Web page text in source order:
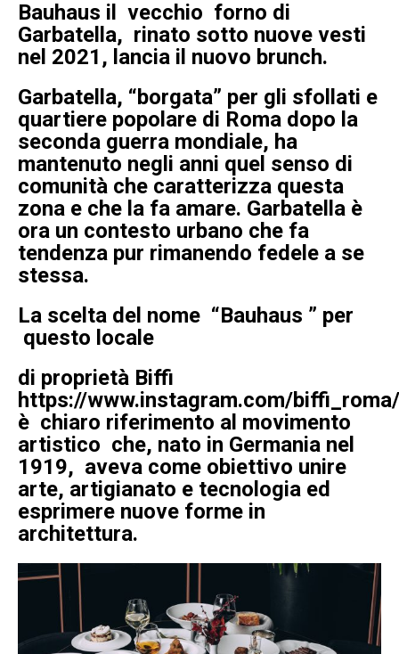
Bauhaus il vecchio forno di
Garbatella, rinato sotto nuove vesti
nel 2021, lancia il nuovo brunch.
Garbatella, “borgata” per gli sfollati e
quartiere popolare di Roma dopo la
seconda guerra mondiale, ha
mantenuto negli anni quel senso di
comunità che caratterizza questa
zona e che la fa amare. Garbatella è
ora un contesto urbano che fa
tendenza pur rimanendo fedele a se
stessa.
La scelta del nome “Bauhaus ” per
questo locale
di proprietà Biffi
https://www.instagram.com/biffi_roma/
è chiaro riferimento al movimento
artistico che, nato in Germania nel
1919, aveva come obiettivo unire
arte, artigianato e tecnologia ed
esprimere nuove forme in
architettura.